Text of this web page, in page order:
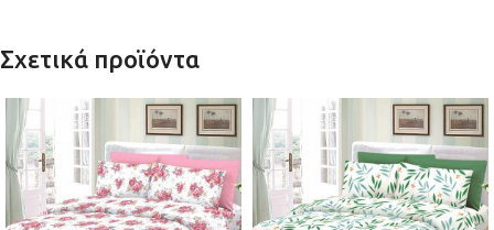
Σχετικά προϊόντα